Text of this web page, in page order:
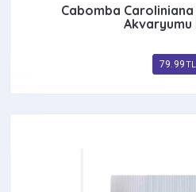
Cabomba Caroliniana
Akvaryumu
79.99TL